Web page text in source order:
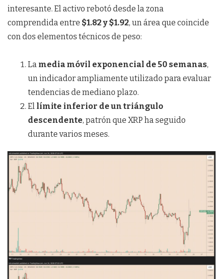
interesante. El activo rebotó desde la zona
comprendida entre $1.82 y $1.92, un área que coincide
con dos elementos técnicos de peso:
La media móvil exponencial de 50 semanas,
un indicador ampliamente utilizado para evaluar
tendencias de mediano plazo.
El límite inferior de un triángulo
descendente, patrón que XRP ha seguido
durante varios meses.